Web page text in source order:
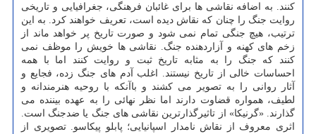
کنند. به اضافه نقاشی ها برای غائبان فرهنگی، جغرافیایی و تاریخی
روایت جنگ را چنان که نقاش دیده است، تعریف خواهند کرد. به این
ترتیب، هیچ جنگی تمام نمی شود و صورت تاریخ پر خواهد ماند از
زخم های کهنه و آزاردهنده جنگ. نقاشی ها خویش را موظف نمی
کنند که جنگ را به مثابه تاریخ ثبت و روایت کنند اما با همه
احساسات خالی از تاریخ نیستند. اغلب آدم های جنگ زده، فجایع و
آثار روانی را به تصویر می کشند و باآنکه با روحیه هنرمندانه و
لطیف، همواره قضاوت دارند اما نظر نهائی را به عهده بیننده می
گذارند. «گرنیکا» از تاثیرگذارترین نقاشی های جنگ یا ضدجنگ است.
اثری معروف از نقاش نامدار اسپانیایی؛ پابلو پیکاسو. تصویری از